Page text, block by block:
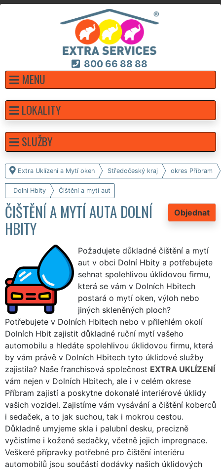
800 66 88 88
MENU
Extra Uklízení a Mytí oken Středočeský kraj okres Příbram
Dolní Hbity Čištění a mytí aut
Objednat
ČIŠTĚNÍ A MYTÍ AUTA DOLNÍ
HBITY
Požadujete důkladné čištění a mytí
aut v obci Dolní Hbity a potřebujete
sehnat spolehlivou úklidovou firmu,
která se vám v Dolních Hbitech
postará o mytí oken, výloh nebo
jiných skleněných ploch?
Potřebujete v Dolních Hbitech nebo v přilehlém okolí
Dolních Hbit zajistit důkladné ruční mytí vašeho
automobilu a hledáte spolehlivou úklidovou firmu, která
by vám právě v Dolních Hbitech tyto úklidové služby
zajistila? Naše franchisová společnost EXTRA UKLÍZENÍ
vám nejen v Dolních Hbitech, ale i v celém okrese
Příbram zajistí a poskytne dokonalé interiérové úklidy
vašich vozidel. Zajistíme vám vysávání a čištění koberců
i sedaček, a to jak suchou, tak i mokrou cestou.
Důkladně umyjeme skla i palubní desku, precizně
vyčistíme i kožené sedačky, včetně jejich impregnace.
Veškeré přípravky potřebné pro čištění interiéru
automobilů jsou součástí dodávky našich úklidových
LOKALITY
SLUŽBY